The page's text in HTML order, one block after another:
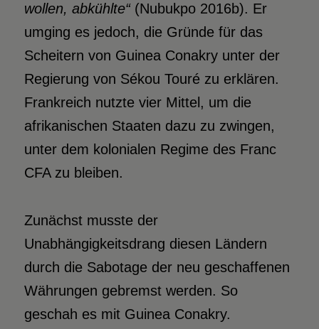
wollen, abkühlte“(Nubukpo 2016b). Er
umging es jedoch, die Gründe für das
Scheitern von Guinea Conakry unter der
Regierung von Sékou Touré zu erklären.
Frankreich nutzte vier Mittel, um die
afrikanischen Staaten dazu zu zwingen,
unter dem kolonialen Regime des Franc
CFA zu bleiben.
Zunächst musste der
Unabhängigkeitsdrang diesen Ländern
durch die Sabotage der neu geschaffenen
Währungen gebremst werden. So
geschah es mit Guinea Conakry.